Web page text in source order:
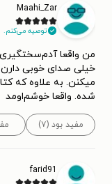
Maahi_Zar
توصیه می‌کنم.
من واقعا
خیلی صدای خوبی
میکنن. به علاوه که
شده. واقعا خوشم‌اومد
مفید بود (۷)
farid91